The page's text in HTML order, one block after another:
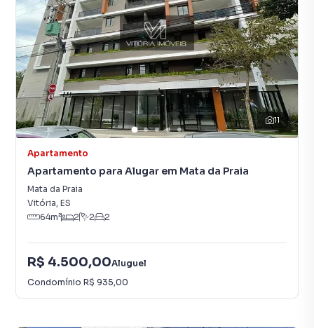
11
Apartamento
Apartamento para Alugar em Mata da Praia
Mata da Praia
Vitória, ES
64m² 2 2 2
R$ 4.500,00Aluguel
Condomínio R$ 935,00